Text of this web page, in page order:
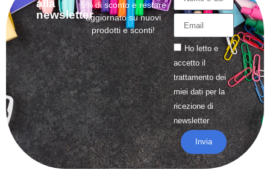
alla
newsletter
5% di sconto e restare
aggiornato su nuovi
prodotti e sconti!
Ho letto e
accetto il
trattamentodei
miei dati per la
ricezione di
newsletter
Invia